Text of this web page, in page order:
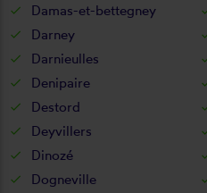
Damas-et-bettegney
Darney
Darnieulles
Denipaire
Destord
Deyvillers
Dinozé
Dogneville